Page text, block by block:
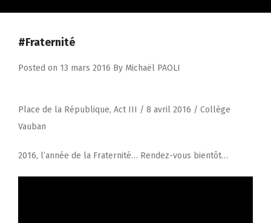
#Fraternité
Posted on 13 mars 2016 By Michaël PAOLI
Place de la République, Act III / 8 avril 2016 / Collège
Vauban
2016, l’année de la Fraternité… Rendez-vous bientôt…